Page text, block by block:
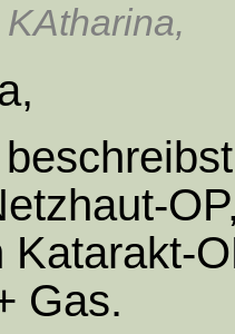
,
Katarakt-
Gas.